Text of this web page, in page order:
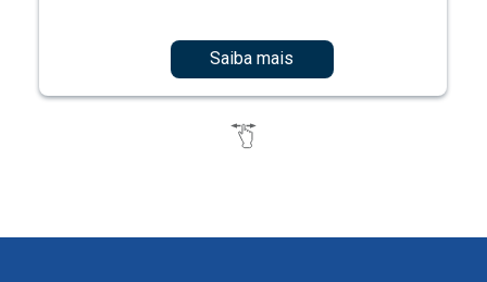
Saiba mais